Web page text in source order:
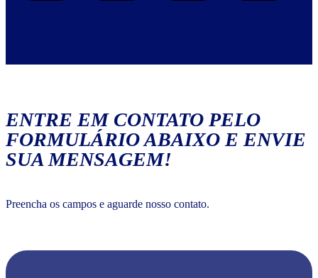
ENTRE EM CONTATO PELO
FORMULÁRIO ABAIXO E ENVIE
SUA MENSAGEM!
Preencha os campos e aguarde nosso contato.